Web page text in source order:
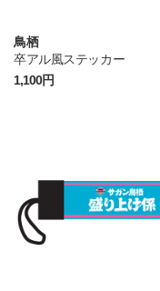
鳥栖
卒アル風ステッカー
1,100円